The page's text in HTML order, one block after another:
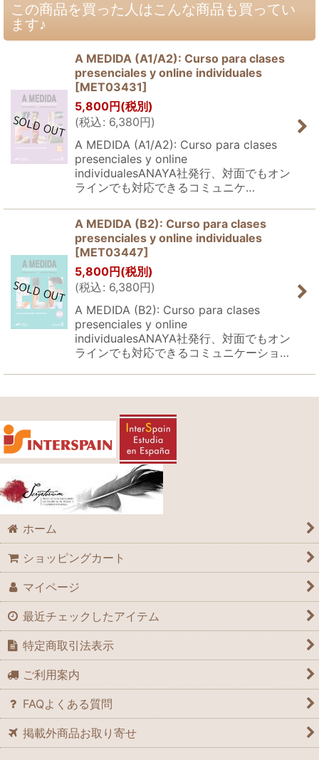
この商品を買った人はこんな商品も買ってい
ます♪
A MEDIDA (A1/A2): Curso para clases
presenciales y online individuales
[MET03431]
5,800円 (税別)
(税込: 6,380円)
A MEDIDA (A1/A2): Curso para clases
presenciales y online
individualesANAYA社発行、対面でもオン
ラインでも対応できるコミュニケ…
A MEDIDA (B2): Curso para clases
presenciales y online individuales
[MET03447]
5,800円 (税別)
(税込: 6,380円)
A MEDIDA (B2): Curso para clases
presenciales y online
individualesANAYA社発行、対面でもオン
ラインでも対応できるコミュニケーショ…
ホーム
ショッピングカート
マイページ
最近チェックしたアイテム
特定商取引法表示
ご利用案内
FAQよくある質問
掲載外商品お取り寄せ